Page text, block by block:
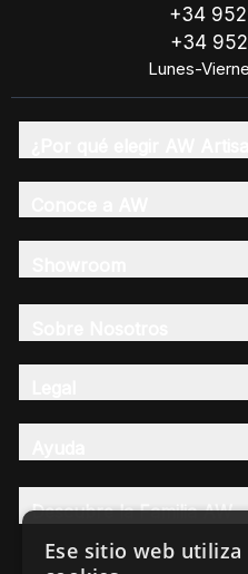
+34
+34
Lunes-
Descubre la Familia AW
Ese sitio web utiliza